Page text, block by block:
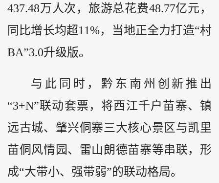
437.48万人次，旅游总花费48.77亿元，
同比增长均超11%，当地正全力打造“村
BA”3.0升级版。
与此同时，黔东南州创新推出
“3+N”联动套票，将西江千户苗寨、镇
远古城、肇兴侗寨三大核心景区与凯里
苗侗风情园、雷山朗德苗寨等串联，形
成“大带小、强带弱”的联动格局。